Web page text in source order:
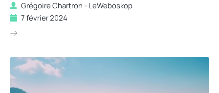
Grégoire Chartron - LeWeboskop
7 février 2024